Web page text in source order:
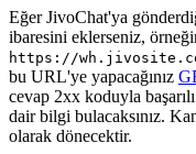
Eğer JivoChat'ya
ibaresini eklerseniz,
https://
bu URL'ye yapacağınız
cevap 2xx koduyla
dair bilgi bulacaksınız.
olarak dönecektir.